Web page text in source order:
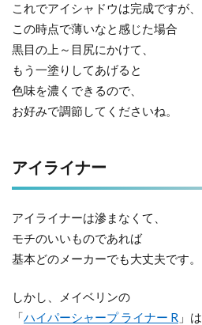
これでアイシャドウは完成ですが、
この時点で薄いなと感じた場合
黒目の上～目尻にかけて、
もう一塗りしてあげると
色味を濃くできるので、
お好みで調節してくださいね。
アイライナー
アイライナーは滲まなくて、
モチのいいものであれば
基本どのメーカーでも大丈夫です。
しかし、メイベリンの
「ハイパーシャープ ライナー R 」は